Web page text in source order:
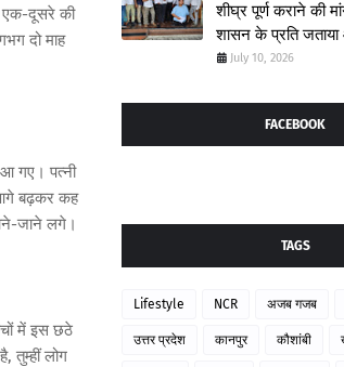
एक-दूसरे की
दो माह
आ गए। पत्नी
आगे बढ़कर कह
जाने लगे।
में इस छठे
तुम्हीं लोग
शीघ्र पूर्ण कराने की
शासन के प्रति
July 10, 2026
FACEBOOK
TAGS
Lifestyle NCR अजब गजब
उत्तर प्रदेश कानपुर कौशांबी